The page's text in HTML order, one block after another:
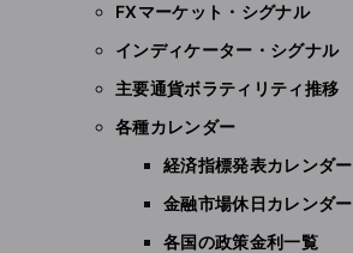
FXマーケット・シグナル
インディケーター・シグナル
主要通貨ボラティリティ推移
各種カレンダー
経済指標発表カレンダー
金融市場休日カレンダー
各国の政策金利一覧